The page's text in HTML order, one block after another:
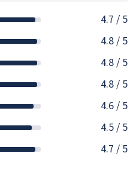
4.7 / 5
4.8/ 5
4.8/ 5
4.8/ 5
4.6/ 5
4.5/ 5
4.7 / 5